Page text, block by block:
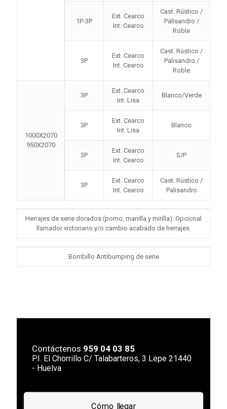
1P-3P
Ext. Cearco
Int. Cearco
Cast. Rústico /
Palisandro /
Roble
3P
Ext. Cearco
Int. Cearco
Cast. Rústico /
Palisandro /
Roble
1000X2070
950X2070
3P
Ext. Cearco
Int. Lisa
Blanco/Verde
3P
Ext. Cearco
Int. Lisa
Blanco
3P
Ext. Cearco
Int. Cearco
S/P
3P
Ext. Cearco
Int. Cearco
Cast. Rústico /
Palisandro
Herrajes de serie dorados (pomo, manilla y mirilla). Opcional
llamador victoriano y/o cambio acabado de herrajes.
Bombillo Antibumping de serie
Contáctenos 959 04 03 85
P.I. El Chorrillo C/ Talabarteros, 3 Lepe 21440
- Huelva
Cómo llegar